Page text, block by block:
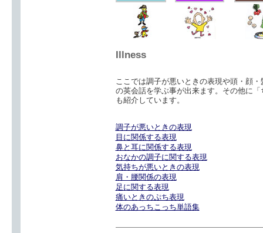
Illness
ここでは調子が悪いときの表現や頭・顔
の英会話を学ぶ事が出来ます。その他に
も紹介しています。
調子が悪いときの表現
目に関係する表現
鼻と耳に関係する表現
おなかの調子に関する表現
気持ちが悪いときの表現
肩・腰関係の表現
足に関する表現
痛いときのぷち表現
体のあっちこっち単語集